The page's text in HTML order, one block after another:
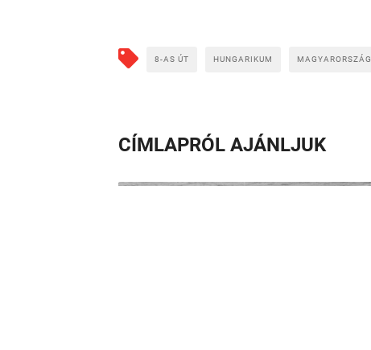
8-AS ÚT HUNGARIKUM MAGYARORSZÁG
CÍMLAPRÓL AJÁNLJUK